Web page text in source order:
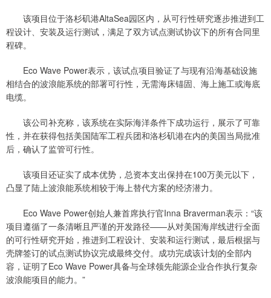
该项目位于洛杉矶港AltaSea园区内，从可行性研究逐步推进到工
程设计、安装及运行测试，满足了双方试点测试协议下的所有合同里
程碑。
Eco Wave Power表示，该试点项目验证了与现有沿海基础设施
相结合的波浪能系统的部署可行性，无需海床锚固、海上施工或海底
电缆。
该公司补充称，该系统在实际海洋条件下成功运行，展示了可靠
性，并在获得包括美国陆军工程兵团和洛杉矶港在内的美国当局批准
后，确认了监管可行性。
该项目还证实了成本优势，总资本支出保持在100万美元以下，
凸显了陆上波浪能系统相较于海上替代方案的经济潜力。
Eco Wave Power创始人兼首席执行官Inna Braverman表示：“该
项目遵循了一条清晰且严谨的开发路径——从对美国海岸线进行全面
的可行性研究开始，推进到工程设计、安装和运行测试，最后根据与
壳牌签订的试点测试协议完成最终交付。成功完成该计划的全部内
容，证明了Eco Wave Power具备与全球领先能源企业合作执行复杂
波浪能项目的能力。”